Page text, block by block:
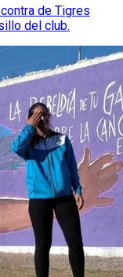
de Tigres
del club.